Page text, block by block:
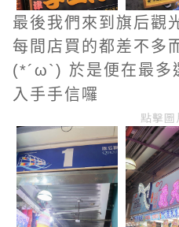
最後我們來到旗后觀
每間店買的都差不多
(*´ω`) 於是便在最多
入手手信囉
點擊圖